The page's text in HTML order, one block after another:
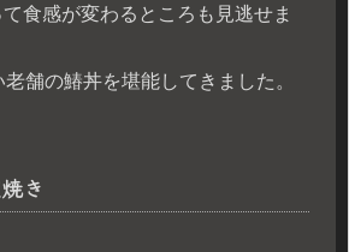
食感が変わるところも見逃せま
舗の鰆丼を堪能してきました。
き